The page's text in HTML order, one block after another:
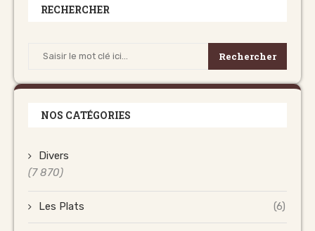
RECHERCHER
Rechercher
NOS CATÉGORIES
Divers
(7 870)
Les Plats (6)